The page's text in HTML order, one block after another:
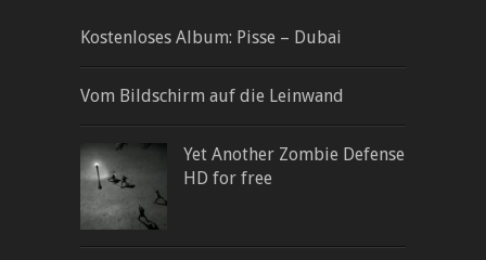
Kostenloses Album: Pisse – Dubai
Vom Bildschirm auf die Leinwand
Yet Another Zombie Defense
HD for free